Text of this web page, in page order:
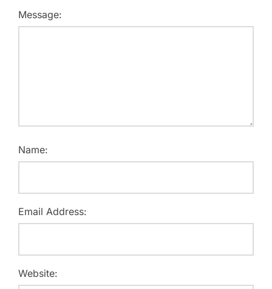
Message:
Name:
Email Address:
Website: